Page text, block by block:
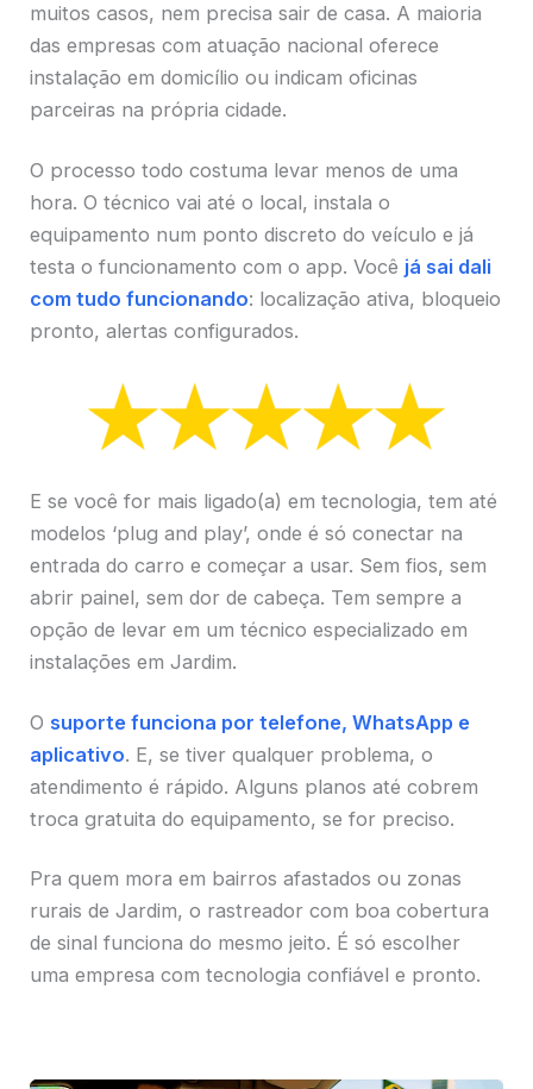
muitos casos, nem precisa sair de casa. A maioria
das empresas com atuação nacional oferece
instalação em domicílio ou indicam oficinas
parceiras na própria cidade.
O processo todo costuma levar menos de uma
hora. O técnico vai até o local, instala o
equipamento num ponto discreto do veículo e já
testa o funcionamento com o app. Você já sai dali
com tudo funcionando: localização ativa, bloqueio
pronto, alertas configurados.
E se você for mais ligado(a) em tecnologia, tem até
modelos ‘plug and play’, onde é só conectar na
entrada do carro e começar a usar. Sem fios, sem
abrir painel, sem dor de cabeça. Tem sempre a
opção de levar em um técnico especializado em
instalações em Jardim.
O suporte funciona por telefone, WhatsApp e
aplicativo. E, se tiver qualquer problema, o
atendimento é rápido. Alguns planos até cobrem
troca gratuita do equipamento, se for preciso.
Pra quem mora em bairros afastados ou zonas
rurais de Jardim, o rastreador com boa cobertura
de sinal funciona do mesmo jeito. É só escolher
uma empresa com tecnologia confiável e pronto.